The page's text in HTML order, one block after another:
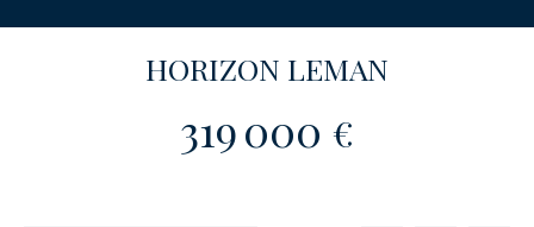
HORIZON LEMAN
319 000 €